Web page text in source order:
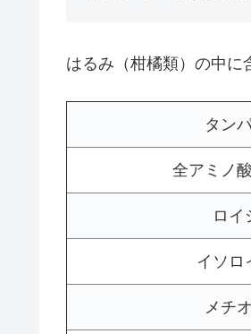
はるみ（柑橘類）の中に
タン
全アミノ
ロイ
イソロ
メチ